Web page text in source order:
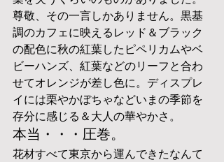
尊敬、その一言しかありません。黒基
調のカフェに映えるレッド＆ブラック
の配色に秋の紅葉したピペリカムやベ
ビーハンズ、紅葉などのリーフと合わ
せてオレンジが差し色に。ディスプレ
イには栗やかぼちゃなどいまの季節を
存分に感じる＆大人の華やかさ。
本当・・・圧巻。
花材すべて東京から運んできたなんて